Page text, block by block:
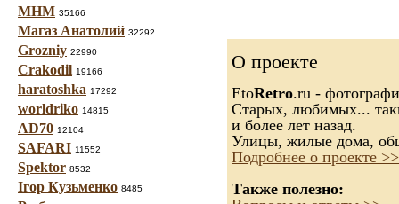
МНМ 35166
Магаз Анатолий 32292
Grozniy 22990
Crakodil 19166
haratoshka 17292
worldriko 14815
AD70 12104
SAFARI 11552
Spektor 8532
Ігор Кузьменко 8485
О проекте
EtoRetro.ru -
Старых, любимых...
и более лет назад.
Улицы, жилые дома,
Подробнее о проекте >>
Также полезно: